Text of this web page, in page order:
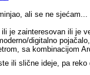
ali se ne sjećam...
je zainteresovan ili je
digitalno
sa kombinacijom
ili slične ideje, pa